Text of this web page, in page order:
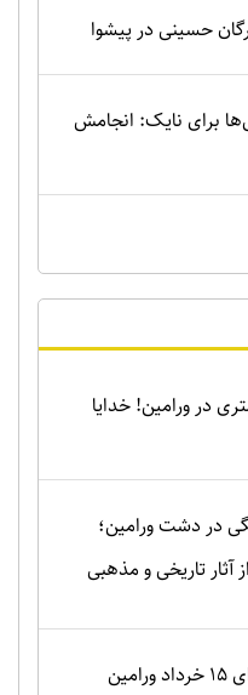
حسینی در پیشوا
برای نایک: انجامش
در ورامین! خدایا
در دشت ورامین؛
آثار تاریخی و مذهبی